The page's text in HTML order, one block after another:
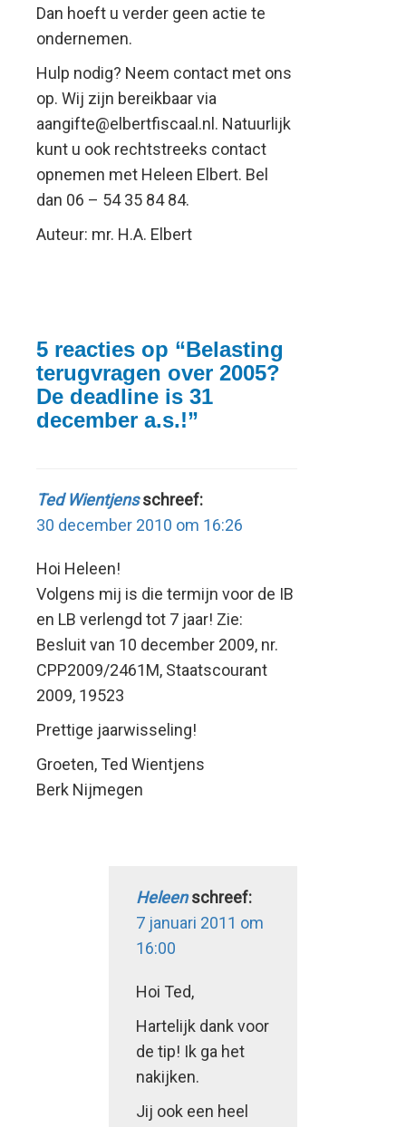
Dan hoeft u verder geen actie te
ondernemen.
Hulp nodig? Neem contact met ons
op. Wij zijn bereikbaar via
aangifte@elbertfiscaal.nl. Natuurlijk
kunt u ook rechtstreeks contact
opnemen met Heleen Elbert. Bel
dan 06 – 54 35 84 84.
Auteur: mr. H.A. Elbert
5 reacties op “Belasting
terugvragen over 2005?
De deadline is 31
december a.s.!”
Ted Wientjens schreef:
30 december 2010 om 16:26
Hoi Heleen!
Volgens mij is die termijn voor de IB
en LB verlengd tot 7 jaar! Zie:
Besluit van 10 december 2009, nr.
CPP2009/2461M, Staatscourant
2009, 19523
Prettige jaarwisseling!
Groeten, Ted Wientjens
Berk Nijmegen
Heleen schreef:
7 januari 2011 om
16:00
Hoi Ted,
Hartelijk dank voor
de tip! Ik ga het
nakijken.
Jij ook een heel